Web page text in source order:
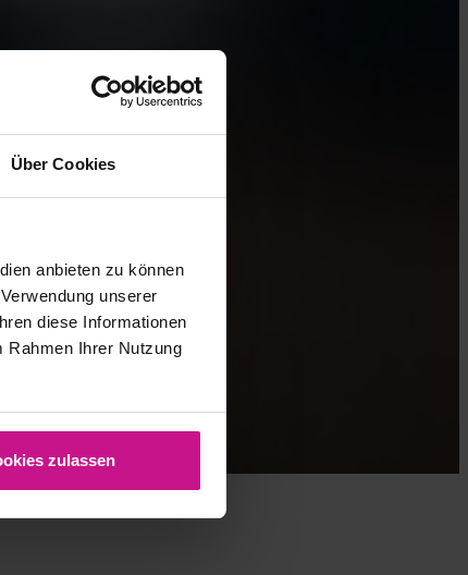
Über Cookies
anbieten zu können
unserer
diese Informationen
Rahmen Ihrer Nutzung
zulassen